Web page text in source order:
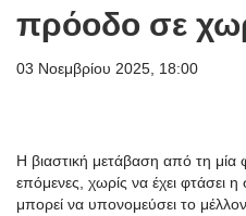
πρόοδο σε
03 Νοεμβρίου 2025, 18:00
Η βιαστική μετάβαση από τη
επόμενες, χωρίς να έχει φτάσει
μπορεί να υπονομεύσει το